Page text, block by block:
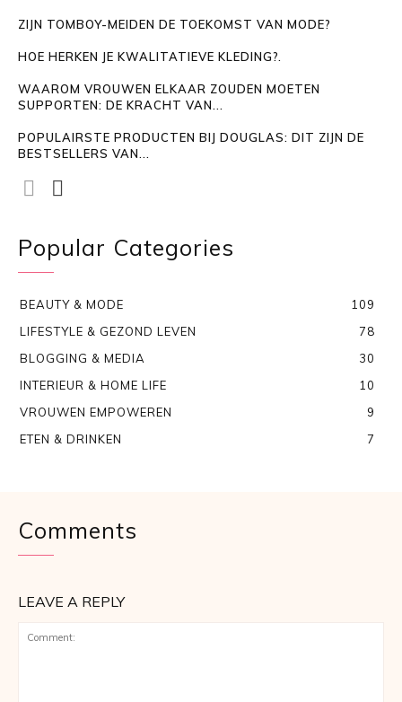
ZIJN TOMBOY-MEIDEN DE TOEKOMST VAN MODE?
HOE HERKEN JE KWALITATIEVE KLEDING?.
WAAROM VROUWEN ELKAAR ZOUDEN MOETEN
SUPPORTEN: DE KRACHT VAN...
POPULAIRSTE PRODUCTEN BIJ DOUGLAS: DIT ZIJN DE
BESTSELLERS VAN...
Popular Categories
BEAUTY & MODE
109
LIFESTYLE & GEZOND LEVEN
78
BLOGGING & MEDIA
30
INTERIEUR & HOME LIFE
10
VROUWEN EMPOWEREN
9
ETEN & DRINKEN
7
Comments
LEAVE A REPLY